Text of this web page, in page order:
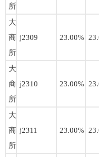
所
大
商
所
j2309 23.00%
大
商
所
j2310 23.00%
大
商
所
j2311 23.00%